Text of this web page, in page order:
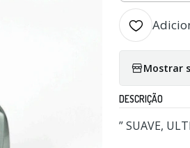
Mostrar
DESCRIÇÃO
” SUAVE,